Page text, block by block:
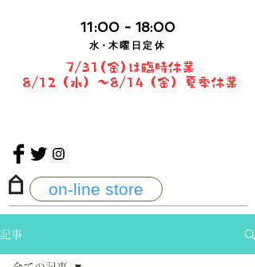
11 :00 - 18:00
水・ 木曜日定休
7/31(金)は臨時休業
8/12（水）〜8/14（金）夏季休業
on-line store
記事